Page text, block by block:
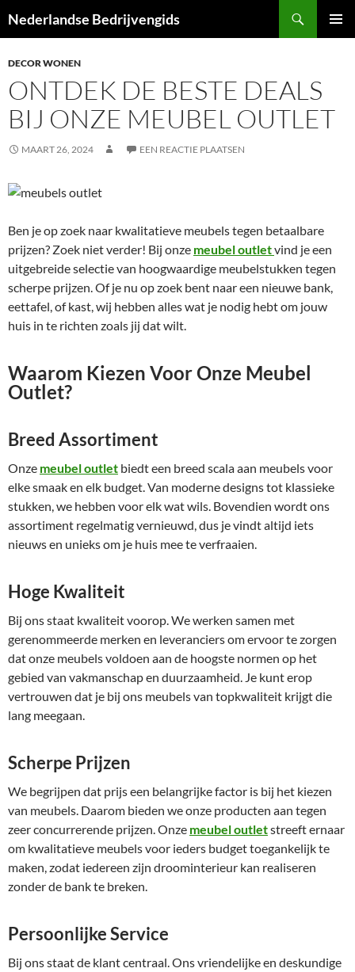
naar
inhoud
Nederlandse Bedrijvengids
DECOR WONEN
ONTDEK DE BESTE DEALS
BIJ ONZE MEUBEL OUTLET
MAART 26, 2024 EEN REACTIE PLAATSEN
Ben je op zoek naar kwalitatieve meubels tegen betaalbare
prijzen? Zoek niet verder! Bij onze meubel outletvind je een
uitgebreide selectie van hoogwaardige meubelstukken tegen
scherpe prijzen. Of je nu op zoek bent naar een nieuwe bank,
eettafel, of kast, wij hebben alles wat je nodig hebt om jouw
huis in te richten zoals jij dat wilt.
Waarom Kiezen Voor Onze Meubel
Outlet?
Breed Assortiment
Onze meubel outlet biedt een breed scala aan meubels voor
elke smaak en elk budget. Van moderne designs tot klassieke
stukken, we hebben voor elk wat wils. Bovendien wordt ons
assortiment regelmatig vernieuwd, dus je vindt altijd iets
nieuws en unieks om je huis mee te verfraaien.
Hoge Kwaliteit
Bij ons staat kwaliteit voorop. We werken samen met
gerenommeerde merken en leveranciers om ervoor te zorgen
dat onze meubels voldoen aan de hoogste normen op het
gebied van vakmanschap en duurzaamheid. Je kunt erop
vertrouwen dat je bij ons meubels van topkwaliteit krijgt die
lang meegaan.
Scherpe Prijzen
We begrijpen dat prijs een belangrijke factor is bij het kiezen
van meubels. Daarom bieden we onze producten aan tegen
zeer concurrerende prijzen. Onze meubel outletstreeft ernaar
om kwalitatieve meubels voor ieders budget toegankelijk te
maken, zodat iedereen zijn droominterieur kan realiseren
zonder de bank te breken.
Persoonlijke Service
Bij ons staat de klant centraal. Ons vriendelijke en deskundige